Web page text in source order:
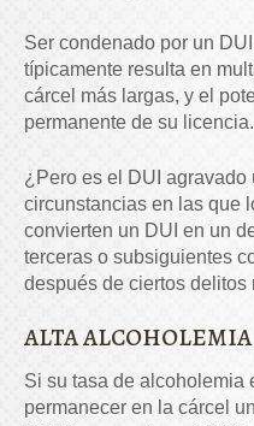
Ser condenado por un
típicamente resulta en
cárcel más largas, y el
permanente de su licencia.
¿Pero es el DUI
circunstancias en las que
convierten un DUI en un
terceras o subsiguientes
después de ciertos delitos
ALTA ALCOHOLEMIA
Si su tasa de alcoholemia
permanecer en la cárcel